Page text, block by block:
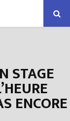
STAGE
ENCORE